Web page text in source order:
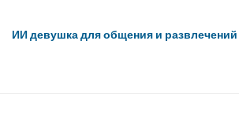
ИИ девушка для общения и развлечений